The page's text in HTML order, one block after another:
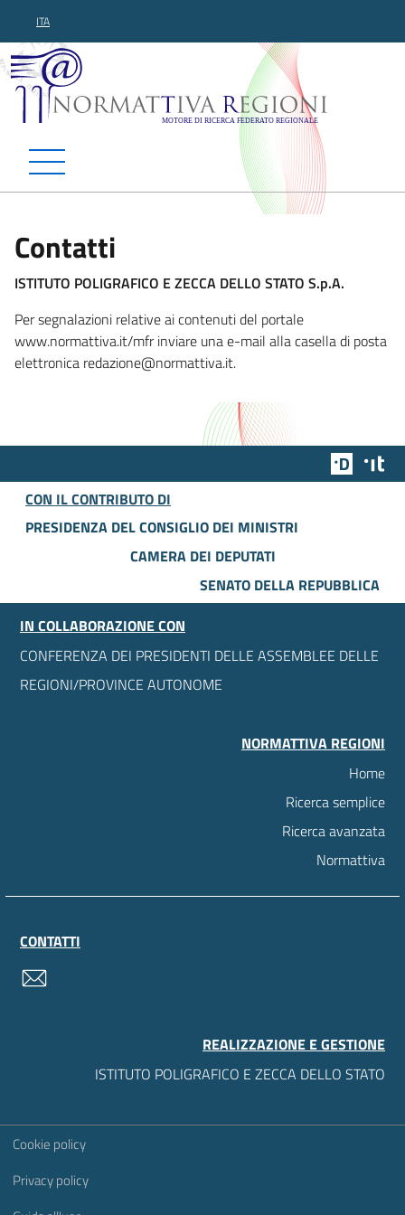
ITA
Normattiva Regioni -
Contatti
ISTITUTO POLIGRAFICO E ZECCA DELLO STATO S.p.A.
Per segnalazioni relative ai contenuti del portale
www.normattiva.it/mfr inviare una e-mail alla casella di posta
elettronica redazione@normattiva.it.
Team
CON IL CONTRIBUTO DI
PRESIDENZA DEL CONSIGLIO DEI MINISTRI
CAMERA DEI DEPUTATI
SENATO DELLA REPUBBLICA
IN COLLABORAZIONE CON
CONFERENZA DEI PRESIDENTI DELLE ASSEMBLEE DELLE
REGIONI/PROVINCE AUTONOME
NORMATTIVA REGIONI
Home
Ricerca semplice
Ricerca avanzata
Normattiva
CONTATTI
REALIZZAZIONE E GESTIONE
ISTITUTO POLIGRAFICO E ZECCA DELLO STATO
Sezione Link Utili
Cookie policy
Privacy policy